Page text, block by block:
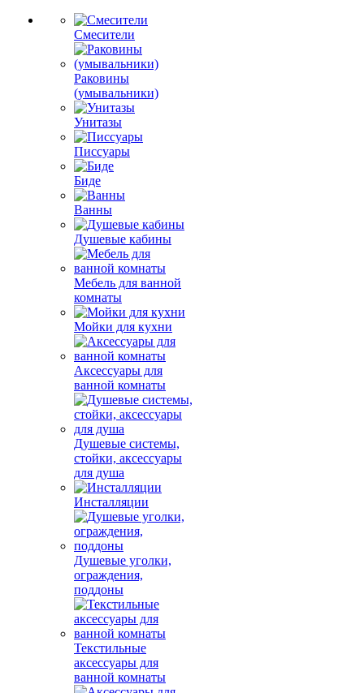
Смесители
Раковины
(умывальники)
Унитазы
Писсуары
Биде
Ванны
Душевые кабины
Мебель для ванной
комнаты
Мойки для кухни
Аксессуары для
ванной комнаты
Душевые системы,
стойки, аксессуары
для душа
Инсталляции
Душевые уголки,
ограждения,
поддоны
Текстильные
аксессуары для
ванной комнаты